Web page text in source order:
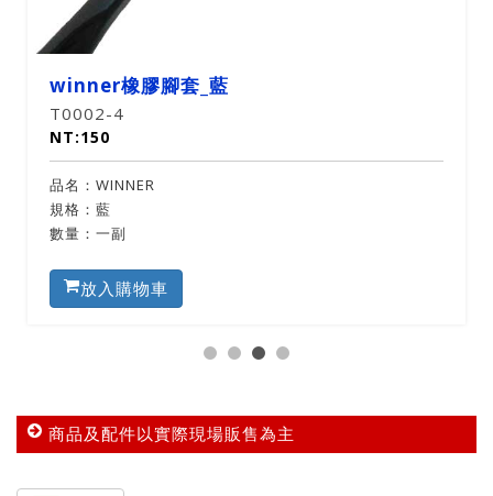
winner橡膠腳套_藍
T0002-4
NT:150
品名：WINNER
規格：藍
數量：一副
放入購物車
商品及配件以實際現場販售為主